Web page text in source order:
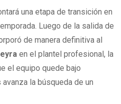
una etapa de transición en
Luego de la salida de
de manera definitiva al
en el plantel profesional, la
el equipo quede bajo
la búsqueda de un